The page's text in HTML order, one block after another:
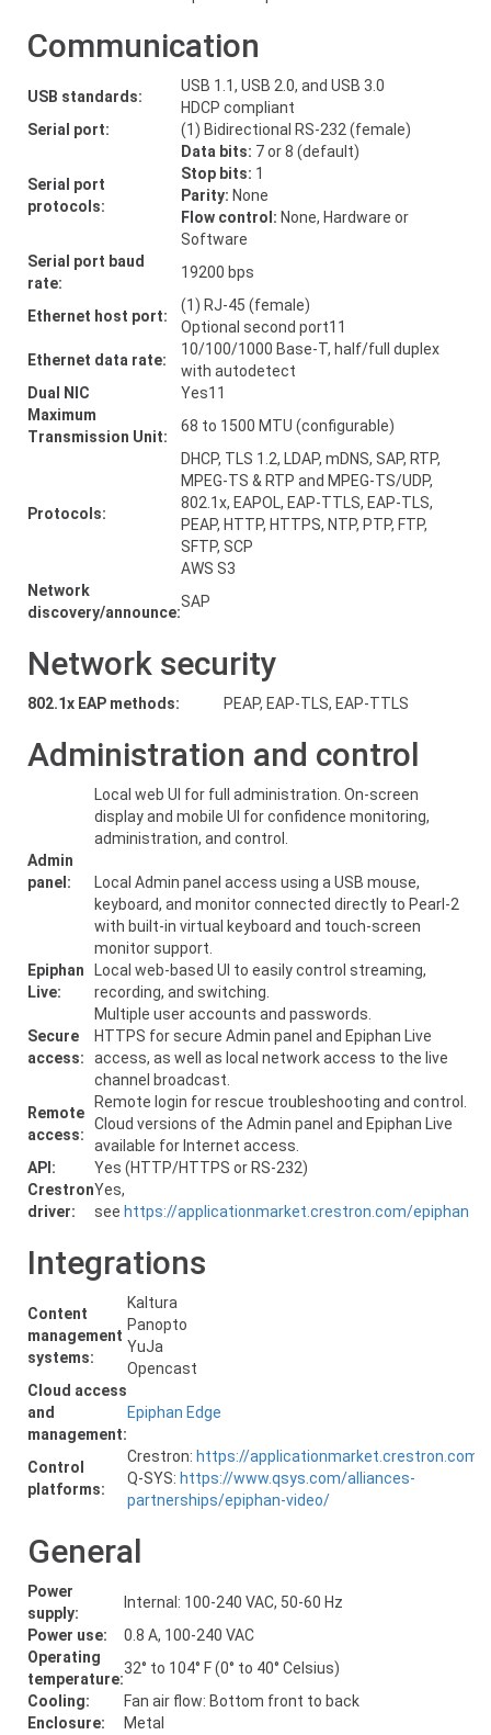
Communication
USB standards:
USB 1.1, USB 2.0, and USB 3.0
HDCP compliant
Serial port:
(1) Bidirectional RS-232 (female)
Serial port
protocols:
Data bits: 7 or 8 (default)
Stop bits: 1
Parity: None
Flow control: None, Hardware or
Software
Serial port baud
rate:
19200 bps
Ethernet host port:
(1) RJ-45 (female)
Optional second port11
Ethernet data rate:
10/100/1000 Base-T, half/full duplex
with autodetect
Dual NIC
Yes11
Maximum
Transmission Unit:
68 to 1500 MTU (configurable)
Protocols:
DHCP, TLS 1.2, LDAP, mDNS, SAP, RTP,
MPEG-TS & RTP and MPEG-TS/UDP,
802.1x, EAPOL, EAP-TTLS, EAP-TLS,
PEAP, HTTP, HTTPS, NTP, PTP, FTP,
SFTP, SCP
AWS S3
Network
discovery/announce:
SAP
Network security
802.1x EAP methods: PEAP, EAP-TLS, EAP-TTLS
Administration and control
Admin
panel:
Local web UI for full administration. On-screen
display and mobile UI for confidence monitoring,
administration, and control.
Local Admin panel access using a USB mouse,
keyboard, and monitor connected directly to Pearl-2
with built-in virtual keyboard and touch-screen
monitor support.
Epiphan
Live:
Local web-based UI to easily control streaming,
recording, and switching.
Secure
access:
Multiple user accounts and passwords.
HTTPS for secure Admin panel and Epiphan Live
access, as well as local network access to the live
channel broadcast.
Remote
access:
Remote login for rescue troubleshooting and control.
Cloud versions of the Admin panel and Epiphan Live
available for Internet access.
API:
Yes (HTTP/HTTPS or RS-232)
Crestron
driver:
Yes,
see https://applicationmarket.crestron.com/epiphan
Integrations
Content
management
systems:
Kaltura
Panopto
YuJa
Opencast
Cloud access
and
management:
Epiphan Edge
Control
platforms:
Crestron: https://applicationmarket.crestron.com/
Q-SYS: https://www.qsys.com/alliances-
partnerships/epiphan-video/
General
Power
supply:
Internal: 100-240 VAC, 50-60 Hz
Power use:
0.8 A, 100-240 VAC
Operating
temperature:
32° to 104° F (0° to 40° Celsius)
Cooling:
Fan air flow: Bottom front to back
Enclosure:
Metal